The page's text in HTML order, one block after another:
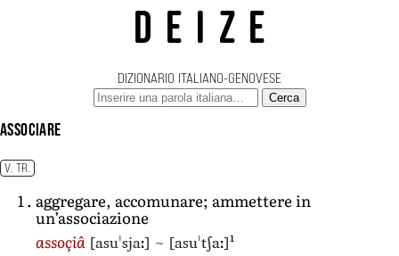
DEIZE
DIZIONARIO ITALIANO-GENOVESE
Cerca
associare
V. TR.
aggregare, accomunare; ammettere in
un’associazione
assoçiâ [asuˈsjaː] ~ [asuˈtʃaː]1